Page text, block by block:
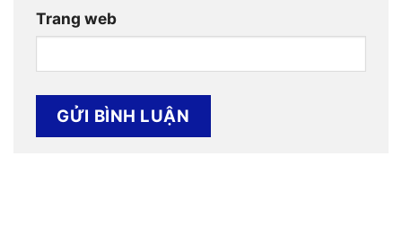
Trang web